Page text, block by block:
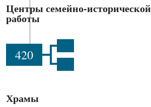
Центры семейно-исторической
работы
420
Храмы